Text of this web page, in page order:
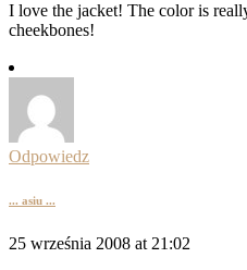
I love the jacket! The color is
cheekbones!
Odpowiedz
... asiu ...
25 września 2008 at 21:02